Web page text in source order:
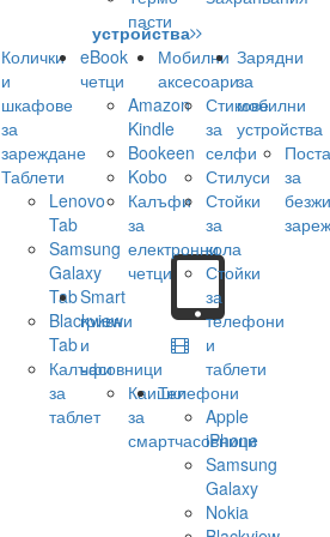
пасти
устройства
Колички
и
шкафове
за
зареждане
Таблети
Lenovo
Tab
Samsung
Galaxy
Tab
Blackview
Tab
Калъфи
за
таблет
eBook
четци
Amazon
Kindle
Bookeen
Kobo
Калъфи
за
електронни
четци
Smart
гривни
и
часовници
Каишки
за
смартчасовници
Мобилни
аксесоари
Стикове
за
селфи
Стилуси
Стойки
за
кола
Стойки
за
телефони
и
таблети
Телефони
Apple
iPhone
Samsung
Galaxy
Nokia
Зарядни
за
мобилни
устройства
за